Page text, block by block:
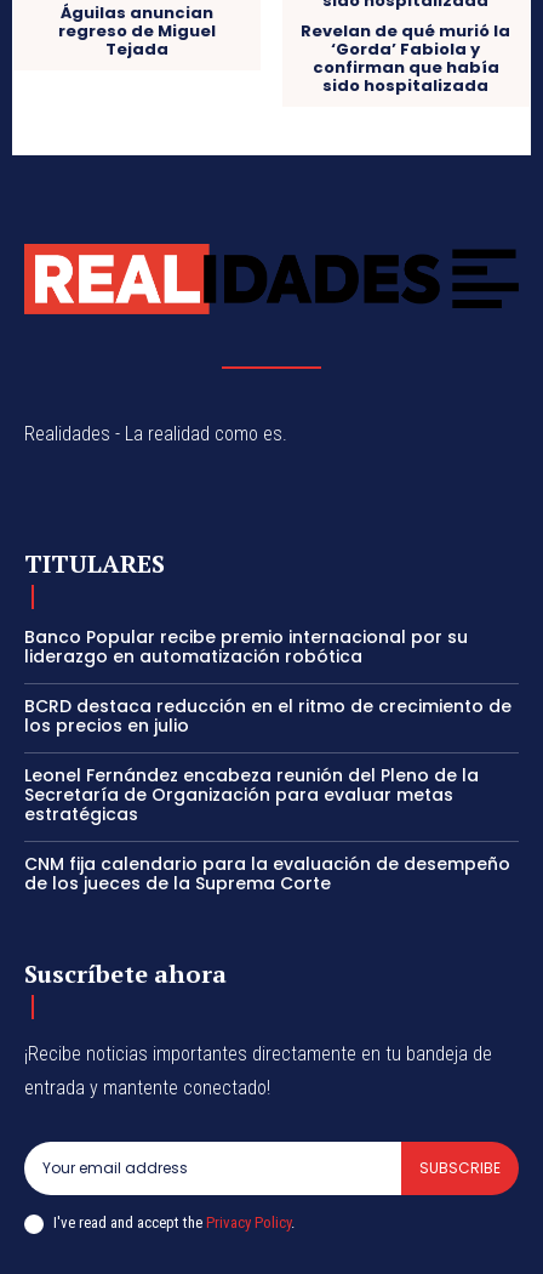
Águilas anuncian
regreso de Miguel
Tejada
Revelan de qué murió la
‘Gorda’ Fabiola y
confirman que había
sido hospitalizada
Realidades - La realidad como es.
TITULARES
Banco Popular recibe premio internacional por su
liderazgo en automatización robótica
BCRD destaca reducción en el ritmo de crecimiento de
los precios en julio
Leonel Fernández encabeza reunión del Pleno de la
Secretaría de Organización para evaluar metas
estratégicas
CNM fija calendario para la evaluación de desempeño
de los jueces de la Suprema Corte
Suscríbete ahora
¡Recibe noticias importantes directamente en tu bandeja de
entrada y mantente conectado!
SUBSCRIBE
I've read and accept the Privacy Policy.